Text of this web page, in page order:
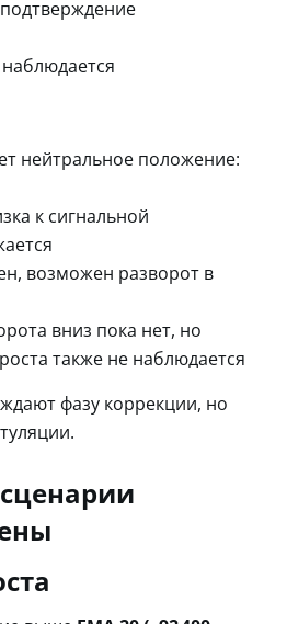
нейтральное положение:
к сигнальной
возможен разворот в
вниз пока нет, но
также не наблюдается
фазу коррекции, но